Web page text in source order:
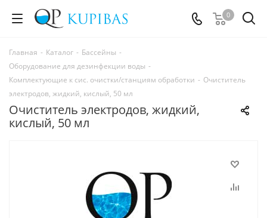
0
Главная - Каталог - Бассейны -
Оборудование для дезинфекции воды -
Комплектующие к сис. очистки/станциям обработки - Очиститель
электродов, жидкий, кислый, 50 мл
Очиститель электродов, жидкий,
кислый, 50 мл